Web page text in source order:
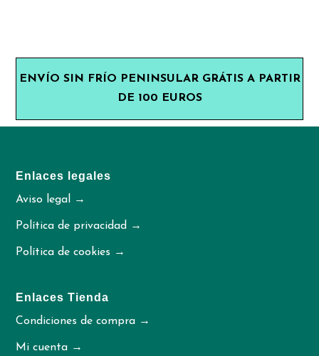
ENVÍO SIN FRÍO PENINSULAR GRÁTIS A PARTIR
DE 100 EUROS
Enlaces legales
Aviso legal →
Política de privacidad →
Política de cookies →
Enlaces Tienda
Condiciones de compra →
Mi cuenta →